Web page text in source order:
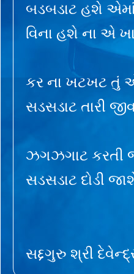
બડબડાટ હશે એમાં
વિના હશે ના એ
કર ના ખટખટ તું
સડસડાટ તારી
ઝગઝગાટ કરતી
સડસડાટ દોડી
સદ્દગુરુ શ્રી